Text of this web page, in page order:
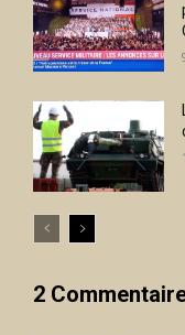
2